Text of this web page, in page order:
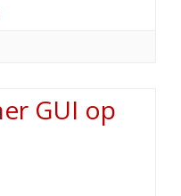
GUI op